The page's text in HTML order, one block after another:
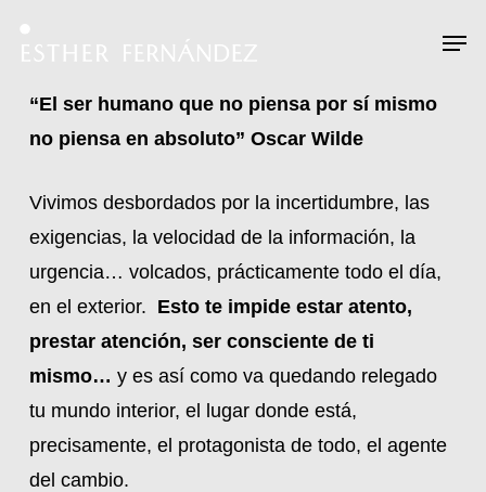
“El ser humano que no piensa por sí mismo
no piensa en absoluto” Oscar Wilde
Vivimos desbordados por la incertidumbre, las
exigencias, la velocidad de la información, la
urgencia… volcados, prácticamente todo el día,
en el exterior. Esto te impide estar atento,
prestar atención, ser consciente de ti
mismo… y es así como va quedando relegado
tu mundo interior, el lugar donde está,
precisamente, el protagonista de todo, el agente
del cambio.